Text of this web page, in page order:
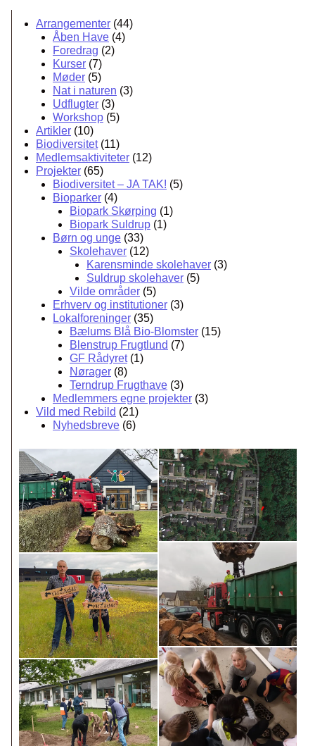
Arrangementer (44)
Åben Have (4)
Foredrag (2)
Kurser (7)
Møder (5)
Nat i naturen (3)
Udflugter (3)
Workshop (5)
Artikler (10)
Biodiversitet(11)
Medlemsaktiviteter (12)
Projekter (65)
Biodiversitet – JA TAK! (5)
Bioparker (4)
Biopark Skørping (1)
Biopark Suldrup (1)
Børn og unge (33)
Skolehaver (12)
Karensminde skolehaver (3)
Suldrup skolehaver (5)
Vilde områder (5)
Erhverv og institutioner (3)
Lokalforeninger (35)
Bælums Blå Bio-Blomster (15)
Blenstrup Frugtlund (7)
GF Rådyret(1)
Nørager (8)
Terndrup Frugthave (3)
Medlemmers egne projekter (3)
Vild med Rebild (21)
Nyhedsbreve (6)